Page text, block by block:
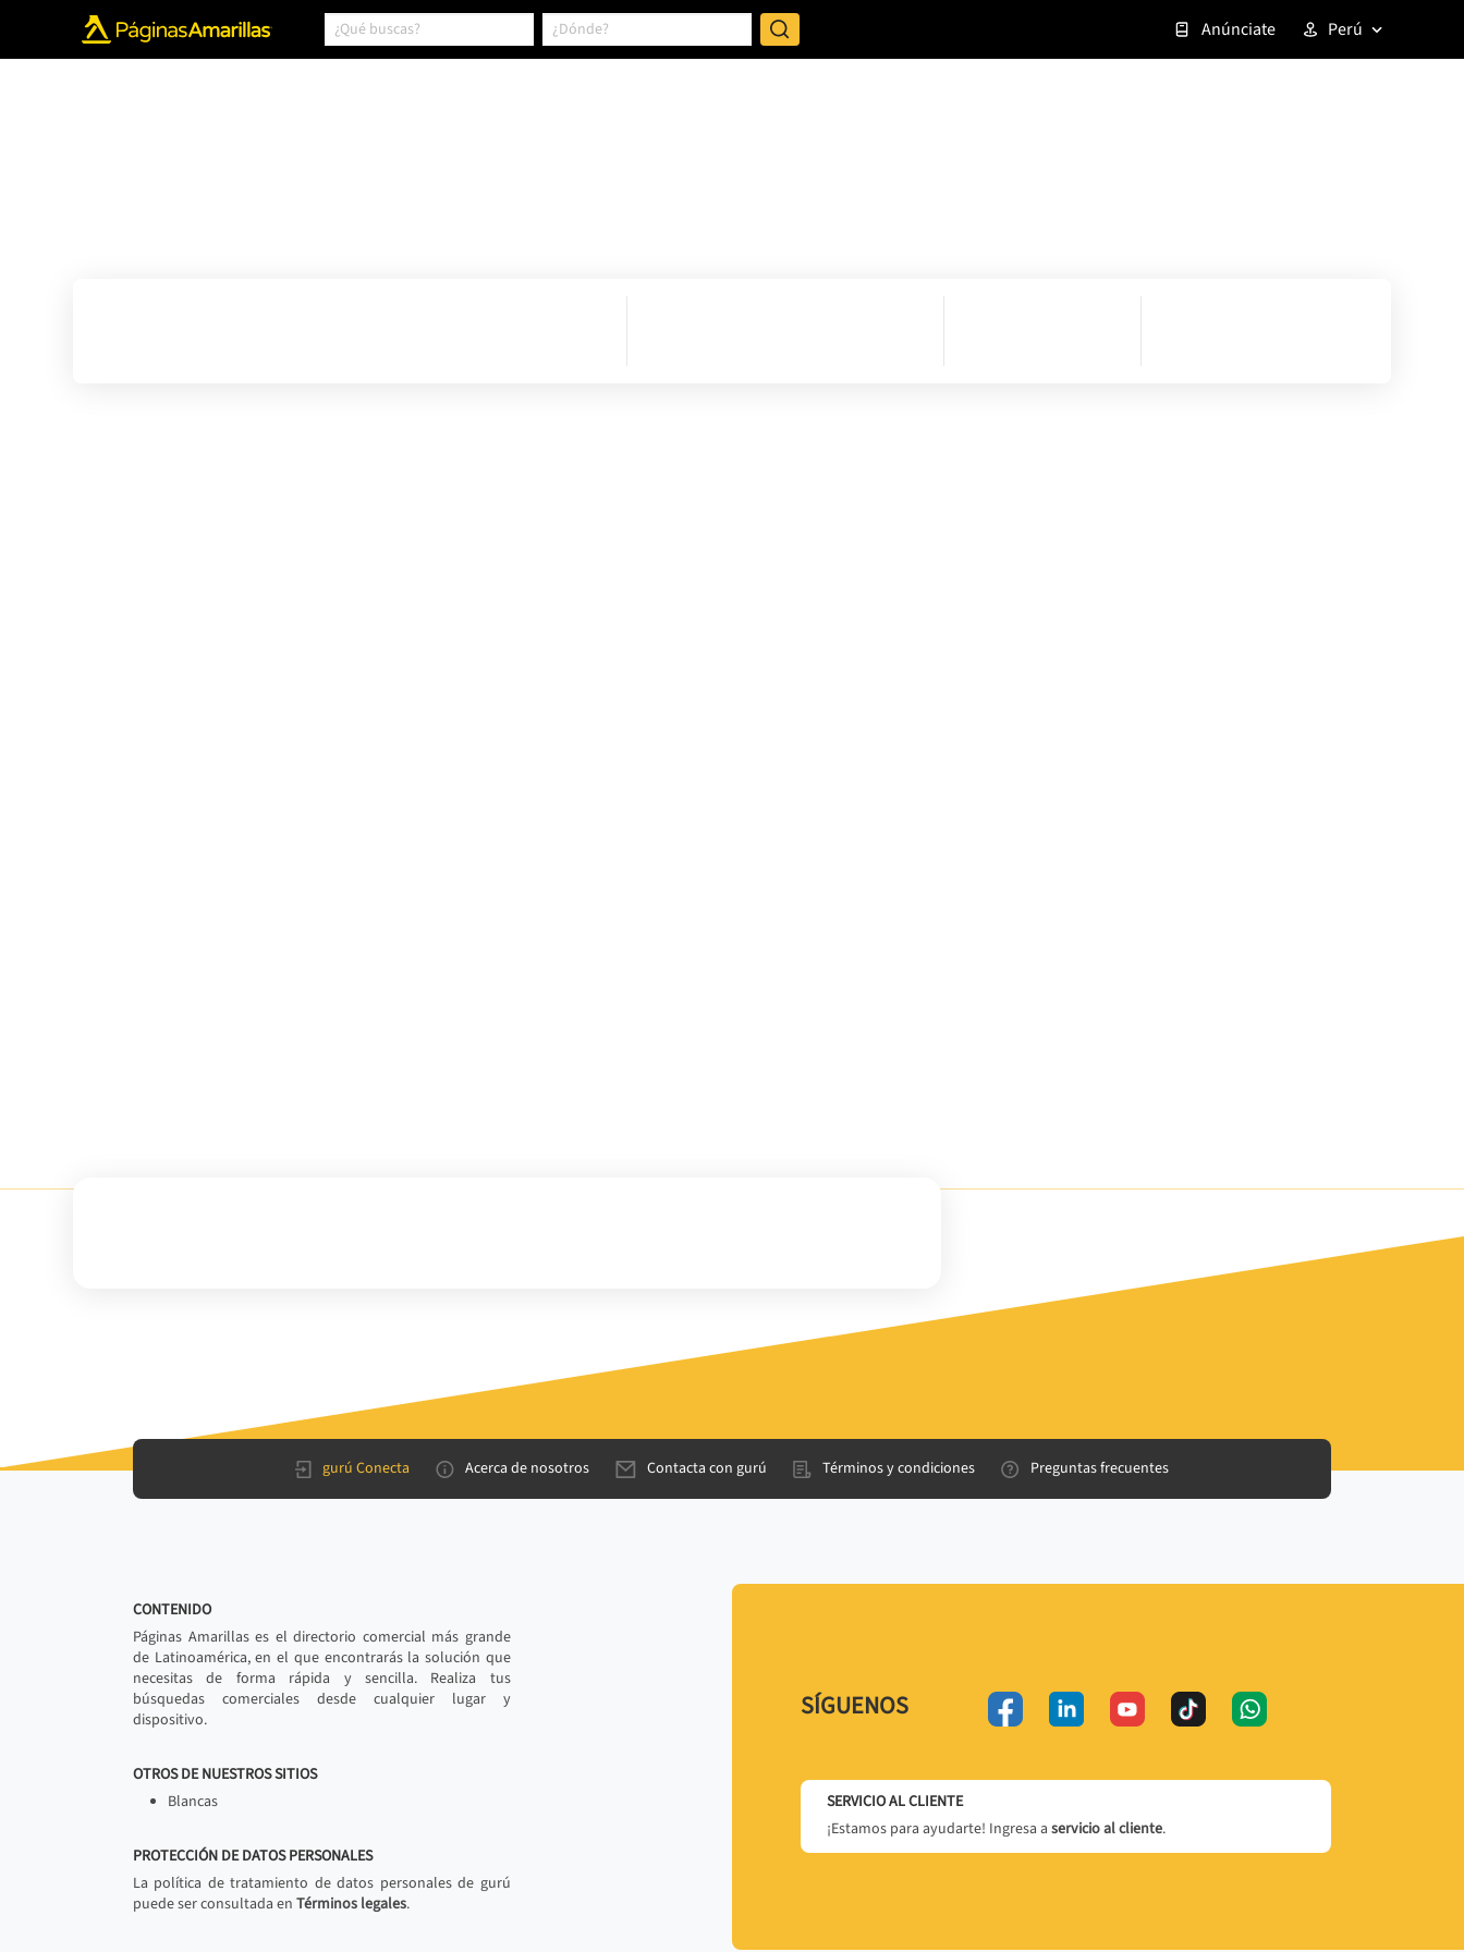
Anúnciate Perú
gurú Conecta Acerca de nosotros Contacta con gurú Términos y condiciones Preguntas frecuentes
CONTENIDO
Páginas Amarillas es el directorio comercial más grande
de Latinoamérica, en el que encontrarás la solución que
necesitas de forma rápida y sencilla. Realiza tus
búsquedas comerciales desde cualquier lugar y
dispositivo.
OTROS DE NUESTROS SITIOS
Blancas
PROTECCIÓN DE DATOS PERSONALES
La política de tratamiento de datos personales de gurú
puede ser consultada en Términos legales.
SÍGUENOS
SERVICIO AL CLIENTE
¡Estamos para ayudarte! Ingresa a servicio al cliente.